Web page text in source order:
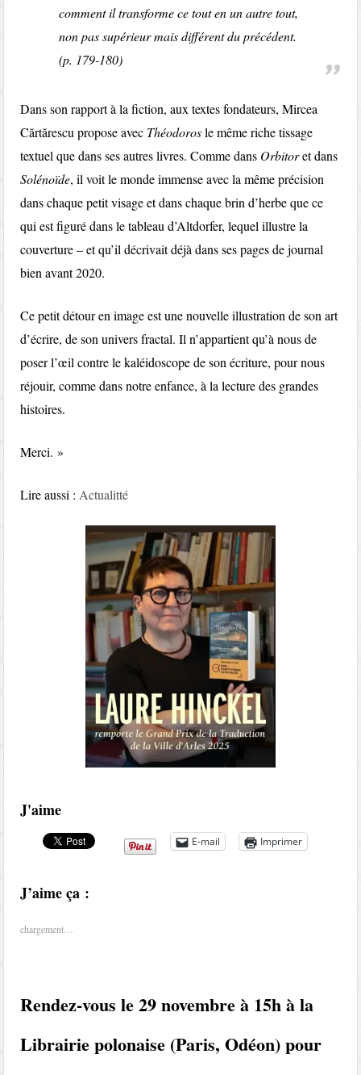
comment il transforme ce tout en un autre tout,
non pas supérieur mais différent du précédent.
(p. 179-180)
Dans son rapport à la fiction, aux textes fondateurs, Mircea
Cărtărescu propose avec Théodorosle même riche tissage
textuel que dans ses autres livres. Comme dans Orbitoret dans
Solénoïde, il voit le monde immense avec la même précision
dans chaque petit visage et dans chaque brin d’herbe que ce
qui est figuré dans le tableau d’Altdorfer, lequel illustre la
couverture – et qu’il décrivait déjà dans ses pages de journal
bien avant 2020.
Ce petit détour en image est une nouvelle illustration de son art
d’écrire, de son univers fractal. Il n’appartient qu’à nous de
poser l’œil contre le kaléidoscope de son écriture, pour nous
réjouir, comme dans notre enfance, à la lecture des grandes
histoires.
Merci. »
Lire aussi : Actualitté
J'aime
E-mail Imprimer
J’aime ça :
chargement…
Rendez-vous le 29 novembre à 15h à la
Librairie polonaise (Paris, Odéon) pour